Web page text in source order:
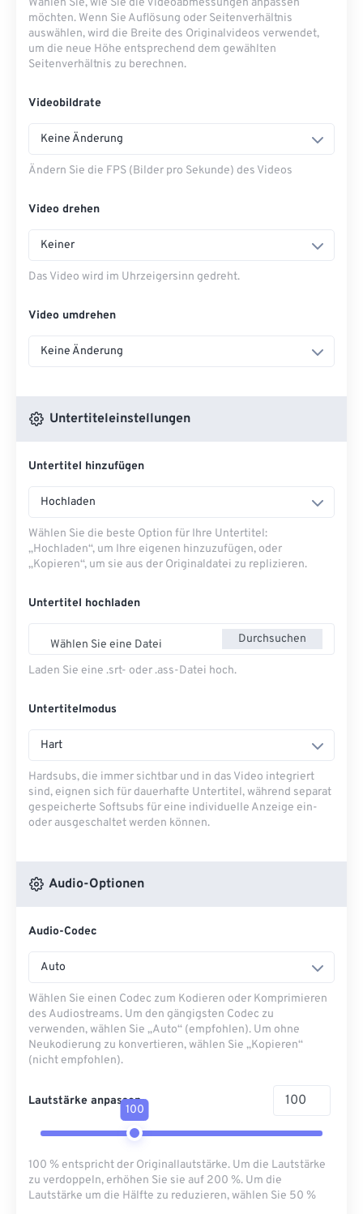
Wählen Sie, wie Sie die Videoabmessungen anpassen
möchten. Wenn Sie Auflösung oder Seitenverhältnis
auswählen, wird die Breite des Originalvideos verwendet,
um die neue Höhe entsprechend dem gewählten
Seitenverhältnis zu berechnen.
Videobildrate
Keine Änderung
Ändern Sie die FPS (Bilder pro Sekunde) des Videos
Video drehen
Keiner
Das Video wird im Uhrzeigersinn gedreht.
Video umdrehen
Keine Änderung
Untertiteleinstellungen
Untertitel hinzufügen
Hochladen
Wählen Sie die beste Option für Ihre Untertitel:
„Hochladen“, um Ihre eigenen hinzuzufügen, oder
„Kopieren“, um sie aus der Originaldatei zu replizieren.
Untertitel hochladen
Wählen Sie eine Datei Durchsuchen
Laden Sie eine .srt- oder .ass-Datei hoch.
Untertitelmodus
Hart
Hardsubs, die immer sichtbar und in das Video integriert
sind, eignen sich für dauerhafte Untertitel, während separat
gespeicherte Softsubs für eine individuelle Anzeige ein-
oder ausgeschaltet werden können.
Audio-Optionen
Audio-Codec
Auto
Wählen Sie einen Codec zum Kodieren oder Komprimieren
des Audiostreams. Um den gängigsten Codec zu
verwenden, wählen Sie „Auto“ (empfohlen). Um ohne
Neukodierung zu konvertieren, wählen Sie „Kopieren“
(nicht empfohlen).
Lautstärke anpassen
100
100 % entspricht der Originallautstärke. Um die Lautstärke
zu verdoppeln, erhöhen Sie sie auf 200 %. Um die
Lautstärke um die Hälfte zu reduzieren, wählen Sie 50 %